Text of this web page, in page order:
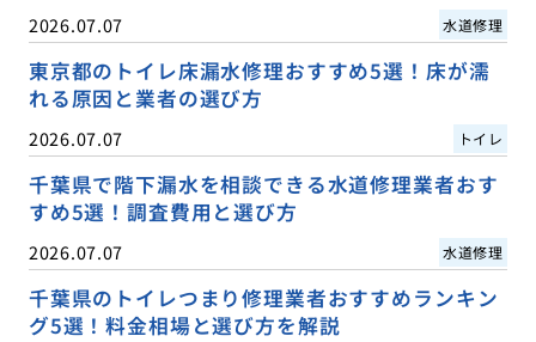
2026.07.07 水道修理
東京都のトイレ床漏水修理おすすめ5選！床が濡
れる原因と業者の選び方
2026.07.07 トイレ
千葉県で階下漏水を相談できる水道修理業者おす
すめ5選！調査費用と選び方
2026.07.07 水道修理
千葉県のトイレつまり修理業者おすすめランキン
グ5選！料金相場と選び方を解説